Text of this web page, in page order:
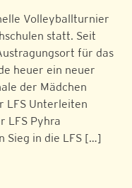
Volleyballturnier
statt. Seit
für das
heuer ein neuer
der Mädchen
LFS Unterleiten
LFS Pyhra
Sieg in die LFS […]